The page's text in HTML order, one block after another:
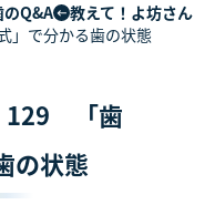
のQ&A
教えて！よ坊さん
で分かる歯の状態
129 「歯
の状態